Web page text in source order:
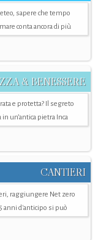
sapere che tempo
conta ancora di più
& BENESSERE
e protetta? Il segreto
in un’antica pietra Inca
CANTIERI
raggiungere Net zero
anni d'anticipo si può